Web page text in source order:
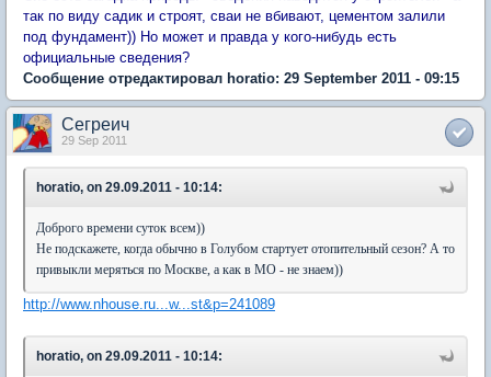
так по виду садик и строят, сваи не вбивают, цементом залили
под фундамент)) Но может и правда у кого-нибудь есть
официальные сведения?
Сообщение отредактировал horatio: 29 September 2011 - 09:15
Сегреич
29 Sep 2011
horatio, on 29.09.2011 - 10:14:
Доброго времени суток всем))
Не подскажете, когда обычно в Голубом стартует отопительный сезон? А то
привыкли меряться по Москве, а как в МО - не знаем))
http://www.nhouse.ru...w...st&p=241089
horatio, on 29.09.2011 - 10:14: